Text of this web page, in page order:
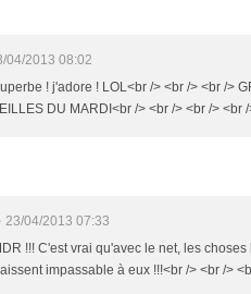
04/2013 08:02
! j'adore ! LOL<br /> <br /> <br />
DU MARDI<br /> <br /> <br /> <br
23/04/2013 07:33
!!! C'est vrai qu'avec le net, les
impassable à eux !!!<br /> <br />